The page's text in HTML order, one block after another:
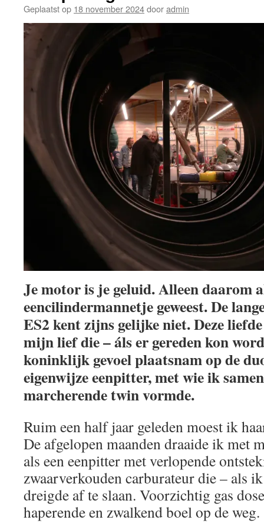
Geplaatst op 18 november 2024dooradmin
Je motor is je geluid. Alleen daarom
eencilindermannetje geweest. De
ES2 kent zijns gelijke niet. Deze
mijn lief die – áls er gereden kon
koninklijk gevoel plaatsnam op de
eigenwijze eenpitter, met wie ik
marcherende twin vormde.
Ruim een half jaar geleden moest ik
De afgelopen maanden draaide ik met
als een eenpitter met verlopende
zwaarverkouden carburateur die – als
dreigde af te slaan. Voorzichtig gas
haperende en zwalkend boel op de weg.